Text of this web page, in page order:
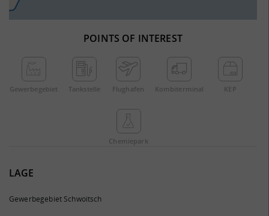
POINTS OF INTEREST
Gewerbe­gebiet Tankstelle Flughafen Kombi­terminal KEP
Chemie­park
LAGE
Gewerbegebiet Schwoitsch